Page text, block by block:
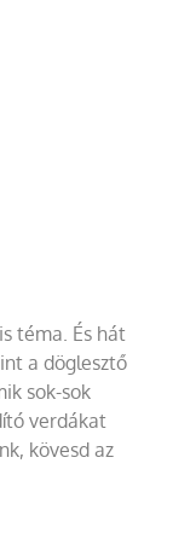
téma. És hát
a döglesztő
sok-sok
verdákat
kövesd az